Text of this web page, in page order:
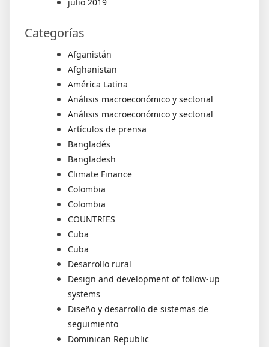
Categorías
Afganistán
Afghanistan
América Latina
Análisis macroeconómico y sectorial
Análisis macroeconómico y sectorial
Artículos de prensa
Bangladés
Bangladesh
Climate Finance
Colombia
Colombia
COUNTRIES
Cuba
Cuba
Desarrollo rural
Design and development of follow-up
systems
Diseño y desarrollo de sistemas de
seguimiento
Dominican Republic